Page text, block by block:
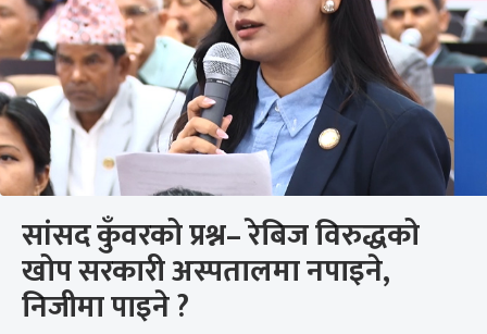
सांसद कुँवरको प्रश्न– रेबिज विरुद्धको
खोप सरकारी अस्पतालमा नपाइने,
निजीमा पाइने ?